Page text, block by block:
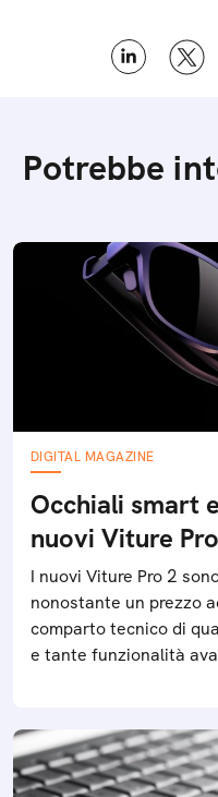
Potrebbe
DIGITAL MAGAZINE
Occhiali smart
nuovi Viture
I nuovi Viture Pro 2
nonostante un prezzo
comparto tecnico di
e tante funzionalità